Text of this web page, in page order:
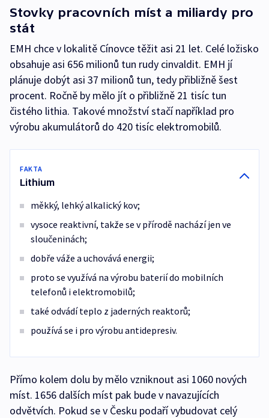
Stovky pracovních míst a miliardy pro
stát
EMH chce v lokalitě Cínovce těžit asi 21 let. Celé ložisko
obsahuje asi 656 milionů tun rudy cinvaldit. EMH jí
plánuje dobýt asi 37 milionů tun, tedy přibližně šest
procent. Ročně by mělo jít o přibližně 21 tisíc tun
čistého lithia. Takové množství stačí například pro
výrobu akumulátorů do 420 tisíc elektromobilů.
FAKTA
Lithium
měkký, lehký alkalický kov;
vysoce reaktivní, takže se v přírodě nachází jen ve
sloučeninách;
dobře váže a uchovává energii;
proto se využívá na výrobu baterií do mobilních
telefonů i elektromobilů;
také odvádí teplo z jaderných reaktorů;
používá se i pro výrobu antidepresiv.
Přímo kolem dolu by mělo vzniknout asi 1060 nových
míst. 1656 dalších míst pak bude v navazujících
odvětvích. Pokud se v Česku podaří vybudovat celý